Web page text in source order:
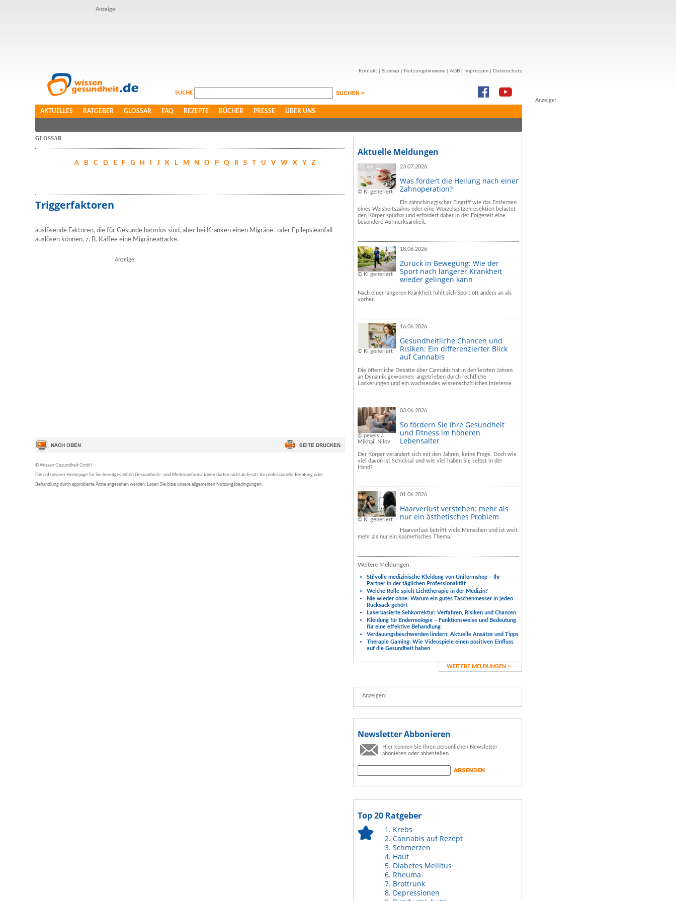
Anzeige:
Anzeige:
Kontakt Sitemap Nutzungshinweise AGB Impressum Datenschutz
SUCHE
AKTUELLES RATGEBER GLOSSAR FAQ REZEPTE BÜCHER PRESSE ÜBER UNS
GLOSSAR
A B C D E F G H J K L M N O P Q R S T U V W X Y Z
Triggerfaktoren
auslösende Faktoren, die für Gesunde harmlos sind, aber bei Kranken einen Migräne- oder Epilepsieanfall
auslösen können, z. B. Kaffee eine Migräneattacke.
Anzeige:
© Wissen Gesundheit GmbH
Die auf unserer Homepage für Sie bereitgestellten Gesundheits– und Medizininformationen dürfen nicht als Ersatz für professionelle Beratung oder
Behandlung durch approbierte Ärzte angesehen werden. Lesen Sie bitte unsere allgemeinen Nutzungsbedingungen.
Aktuelle Meldungen
© KI generiert
23.07.2026
Was fördert die Heilung nach einer
Zahnoperation?
Ein zahnchirurgischer Eingriff wie das Entfernen
eines Weisheitszahns oder eine Wurzelspitzenresektion belastet
den Körper spürbar und erfordert daher in der Folgezeit eine
besondere Aufmerksamkeit.
© KI generiert
18.06.2026
Zurück in Bewegung: Wie der
Sport nach längerer Krankheit
wieder gelingen kann
Nach einer längeren Krankheit fühlt sich Sport oft anders an als
vorher.
© KI generiert
16.06.2026
Gesundheitliche Chancen und
Risiken: Ein differenzierter Blick
auf Cannabis
Die öffentliche Debatte über Cannabis hat in den letzten Jahren
an Dynamik gewonnen, angetrieben durch rechtliche
Lockerungen und ein wachsendes wissenschaftliches Interesse.
© pexels /
Mikhail Nilov
03.06.2026
So fördern Sie Ihre Gesundheit
und Fitness im höheren
Lebensalter
Der Körper verändert sich mit den Jahren, keine Frage. Doch wie
viel davon ist Schicksal und wie viel haben Sie selbst in der
Hand?
© KI generiert
01.06.2026
Haarverlust verstehen: mehr als
nur ein ästhetisches Problem
Haarverlust betrifft viele Menschen und ist weit
mehr als nur ein kosmetisches Thema.
Weitere Meldungen:
Stilvolle medizinische Kleidung von Uniformshop – Ihr
Partner in der täglichen Professionalität
Welche Rolle spielt Lichttherapie in der Medizin?
Nie wieder ohne: Warum ein gutes Taschenmesser in jeden
Rucksack gehört
Laserbasierte Sehkorrektur: Verfahren, Risiken und Chancen
Kleidung für Endermologie – Funktionsweise und Bedeutung
für eine effektive Behandlung
Verdauungsbeschwerden lindern: Aktuelle Ansätze und Tipps
Therapie Gaming: Wie Videospiele einen positiven Einfluss
auf die Gesundheit haben
WEITERE MELDUNGEN >
Anzeigen:
Newsletter Abbonieren
Hier können Sie Ihren persönlichen Newsletter
abonieren oder abbestellen
Top 20 Ratgeber
Krebs
Cannabis auf Rezept
Schmerzen
Haut
Diabetes Mellitus
Rheuma
Brottrunk
Depressionen